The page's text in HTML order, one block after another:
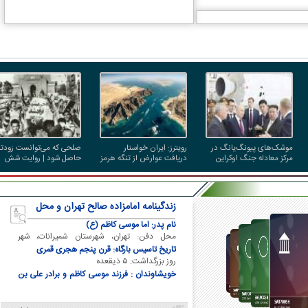
موشک‌های پیونگ‌یانگ در
مرکز معادله جنگ اوکراین
رویترز: ایران خواستار
دریافت عوارض از تنگه هرمز
شد؛ اختلاف با آمریکا و عمان
ادامه دارد
صلحی که می‌توانست
حاصل شود | روایت شش
سال جنگ اضافه بعد از
خرمشهر برای تنبیه متجاوز
زندگینامه امامزاده صالح تهران و محل
دفن ایشان
نام پدر: اما موسی کاظم (ع)
محل دفن: تهران، شهرستان شمیرانات، شهر
تجریش
تاریخ تاسیس بارگاه: قرن پنجم هجری قمری
روز بزرگداشت: ۵ ذیقعده
خویشاوندان : فرزند موسی کاظم و برادر علی بن